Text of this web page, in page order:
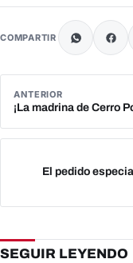
COMPARTIR
ANTERIOR
¡La madrina de Cerro
El pedido
SEGUIR LEYENDO